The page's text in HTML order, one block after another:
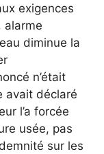
exigences
alarme
diminue la
n’était
avait déclaré
l’a forcée
usée, pas
sur les